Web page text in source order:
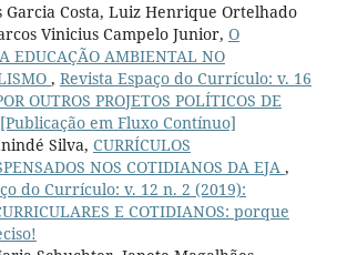
Garcia Costa, Luiz Henrique Ortelhado
Vinicius Campelo Junior, O
EDUCAÇÃO AMBIENTAL NO
, Revista Espaço do Currículo: v. 16
OUTROS PROJETOS POLÍTICOS DE
[Publicação em Fluxo Contínuo]
Silva, CURRÍCULOS
NOS COTIDIANOS DA EJA ,
do Currículo: v. 12 n. 2 (2019):
E COTIDIANOS: porque